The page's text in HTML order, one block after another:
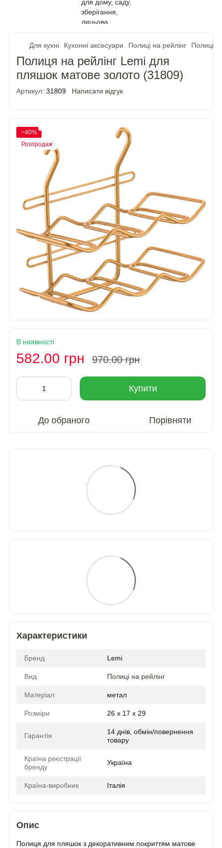
Для кухні Кухонні аксесуари Полиці на рейлінг Полиці
Полиця на рейлінг Lemi для
пляшок матове золото (31809)
Артикул: 31809 Написати відгук
−40%
Розпродаж
В наявності
582.00 грн 970.00 грн
Купити
До обраного Порівняти
Характеристики
Бренд Lemi
Вид Полиці на рейлінг
Матеріал метал
Розміри 26 x 17 x 29
Гарантія
14 днів, обмін/повернення
товару
Країна реєстрації
бренду
Україна
Країна-виробник Італія
Опис
Полиця для пляшок з декоративним покриттям матове